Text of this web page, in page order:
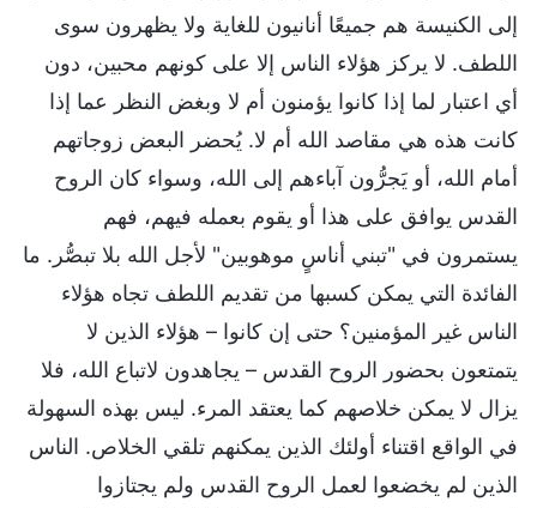
إلى الكنيسة هم جميعًا أنانيون للغاية ولا يظهرون سوى
اللطف. لا يركز هؤلاء الناس إلا على كونهم محبين، دون
أي اعتبار لما إذا كانوا يؤمنون أم لا وبغض النظر عما إذا
كانت هذه هي مقاصد الله أم لا. يُحضر البعض زوجاتهم
أمام الله، أو يَجرُّون آباءهم إلى الله، وسواء كان الروح
القدس يوافق على هذا أو يقوم بعمله فيهم، فهم
يستمرون في "تبني أناسٍ موهوبين" لأجل الله بلا تبصُّر. ما
الفائدة التي يمكن كسبها من تقديم اللطف تجاه هؤلاء
الناس غير المؤمنين؟ حتى إن كانوا – هؤلاء الذين لا
يتمتعون بحضور الروح القدس – يجاهدون لاتباع الله، فلا
يزال لا يمكن خلاصهم كما يعتقد المرء. ليس بهذه السهولة
في الواقع اقتناء أولئك الذين يمكنهم تلقي الخلاص. الناس
الذين لم يخضعوا لعمل الروح القدس ولم يجتازوا